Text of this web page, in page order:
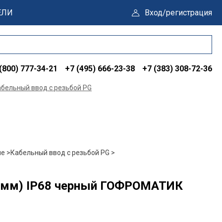
Вход/регистрация
777-34-21 +7 (495) 666-23-38 +7 (383) 308-72-36
ввод с резьбой PG
>Кабельный ввод с резьбой PG >
IP68 черный ГОФРОМАТИК